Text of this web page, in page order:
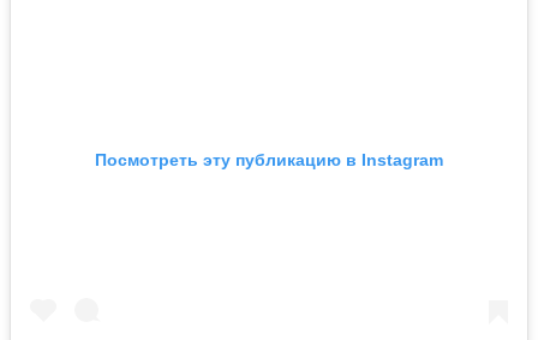
Посмотреть эту публикацию в Instagram